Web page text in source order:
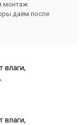
монтаж
даём после
влаги,
влаги,